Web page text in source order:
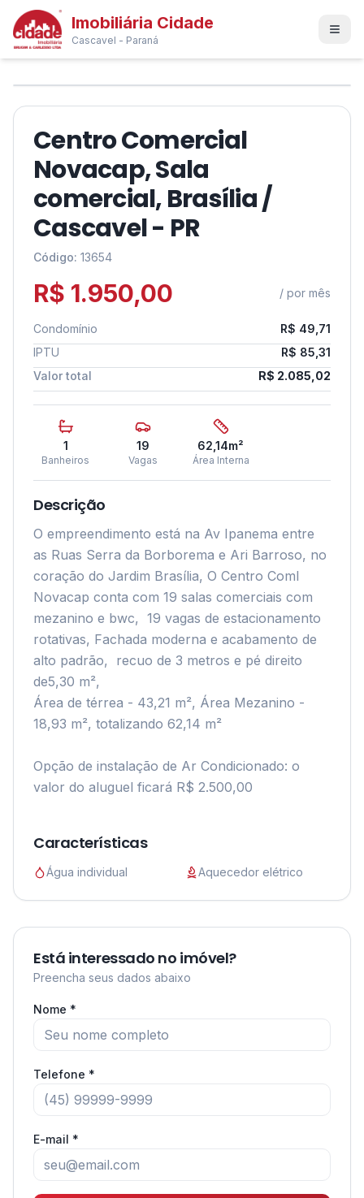
Imobiliária Cidade
Cascavel - Paraná
❮ ❯
1/7
Centro Comercial
Novacap, Sala
comercial, Brasília /
Cascavel - PR
Código: 13654
R$ 1.950,00 / por mês
Condomínio
R$ 49,71
IPTU
R$ 85,31
Valor total
R$ 2.085,02
1
Banheiros
19
Vagas
62,14m²
Área Interna
Descrição
O empreendimento está na Av Ipanema entre
as Ruas Serra da Borborema e Ari Barroso, no
coração do Jardim Brasília, O Centro Coml
Novacap conta com 19 salas comerciais com
mezanino e bwc,  19 vagas de estacionamento
rotativas, Fachada moderna e acabamento de
alto padrão,  recuo de 3 metros e pé direito
de5,30 m²,
Área de térrea - 43,21 m², Área Mezanino -
18,93 m², totalizando 62,14 m²
Opção de instalação de Ar Condicionado: o
valor do aluguel ficará R$ 2.500,00
Características
Água individual Aquecedor elétrico
Está interessado no imóvel?
Preencha seus dados abaixo
Nome *
Telefone *
E-mail *